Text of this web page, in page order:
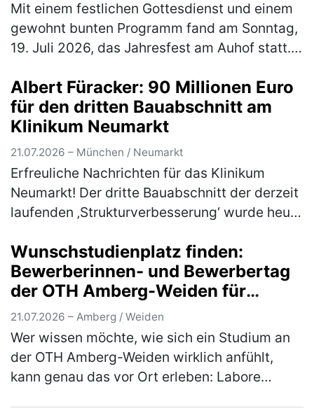
Mit einem festlichen Gottesdienst und einem
gewohnt bunten Programm fand am Sonntag,
19. Juli 2026, das Jahresfest am Auhof statt.
Getränken und jeder Menge M…(mehr)
Albert Füracker: 90 Millionen Euro
für den dritten Bauabschnitt am
Klinikum Neumarkt
21.07.2026 – München / Neumarkt
Erfreuliche Nachrichten für das Klinikum
Neumarkt! Der dritte Bauabschnitt der derzeit
laufenden ‚Strukturverbesserung‘ wurde heute
Euro in das Jahreskrankenh…(mehr)
Wunschstudienplatz finden:
Bewerberinnen- und Bewerbertag
der OTH Amberg-Weiden für
Studieninteressierte und Bewerber
21.07.2026 – Amberg / Weiden
Wer wissen möchte, wie sich ein Studium an
der OTH Amberg-Weiden wirklich anfühlt,
kann genau das vor Ort erleben: Labore